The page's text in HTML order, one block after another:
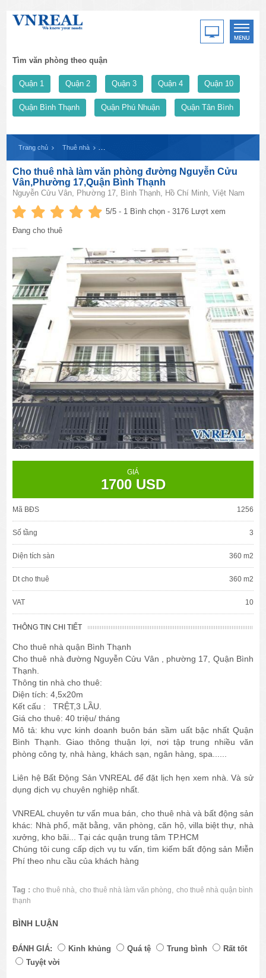
Tìm văn phòng theo quận
Quận 1 Quận 2 Quận 3 Quận 4 Quận 10
Quận Bình Thạnh Quận Phú Nhuận Quận Tân Bình
Trang chủ Thuê nhà
Cho thuê nhà làm văn phòng đường Nguyễn Cửu
Vân,Phường 17,Quận Bình Thạnh
Nguyễn Cửu Vân, Phường 17, Bình Thạnh, Hồ Chí Minh, Việt Nam
5/5 - 1 Bình chọn - 3176 Lượt xem
Đang cho thuê
GIÁ
1700 USD
Mã BĐS 1256
Số tầng 3
Diện tích sàn 360 m2
Dt cho thuê 360 m2
VAT 10
THÔNG TIN CHI TIẾT
Cho thuê nhà quận Bình Thạnh
Cho thuê nhà đường Nguyễn Cửu Vân , phường 17, Quận Bình
Thạnh.
Thông tin nhà cho thuê:
Diện tích: 4,5x20m
Kết cấu : TRỆT,3 LẦU.
Giá cho thuê: 40 triệu/ tháng
Mô tả: khu vực kinh doanh buôn bán sầm uất bậc nhất Quận
Bình Thạnh. Giao thông thuận lợi, nơi tập trung nhiều văn
phòng công ty, nhà hàng, khách sạn, ngân hàng, spa......
Liên hệ Bất Động Sản VNREAL để đặt lịch hẹn xem nhà. Và sử
dụng dịch vụ chuyên nghiệp nhất.
VNREAL chuyên tư vấn mua bán, cho thuê nhà và bất động sản
khác: Nhà phố, mặt bằng, văn phòng, căn hộ, villa biệt thự, nhà
xưởng, kho bãi... Tại các quận trung tâm TP.HCM
Chúng tôi cung cấp dịch vụ tu vấn, tìm kiếm bất động sản Miễn
Phí theo nhu cầu của khách hàng
Tag : cho thuê nhà ,cho thuê nhà làm văn phòng ,cho thuê nhà quận bình
thạnh
BÌNH LUẬN
ĐÁNH GIÁ: Kinh khủng Quá tệ Trung bình
Rất tốt
Tuyệt vời